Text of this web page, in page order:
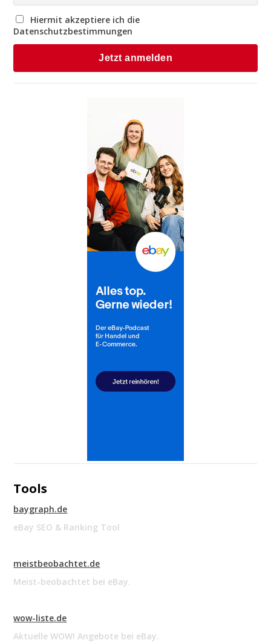
Hiermit akzeptiere ich die
Datenschutzbestimmungen
Tools
baygraph.de
eBay SEO & Ranking Tool
meistbeobachtet.de
Meist-beobachtet bei eBay.
wow-liste.de
Aktuelle WOW! Angebote bei eBay.